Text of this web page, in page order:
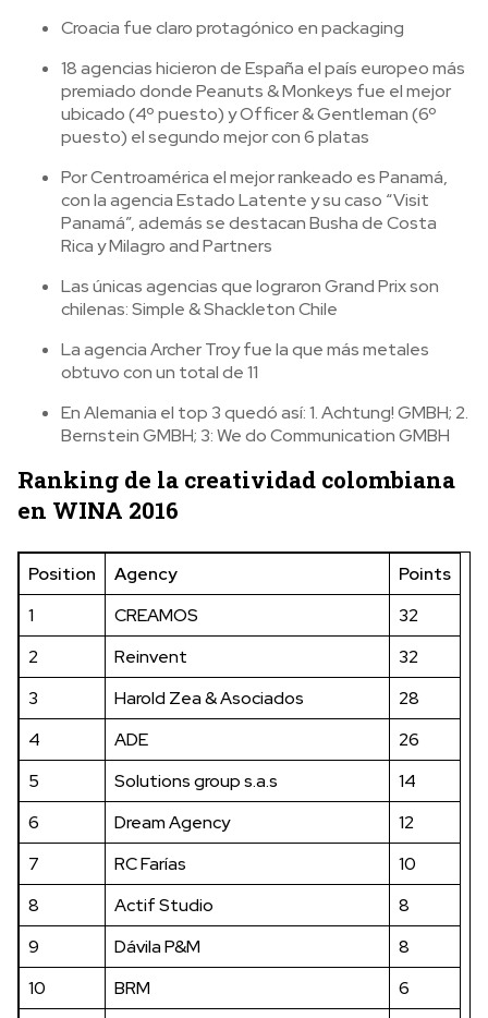
Croacia fue claro protagónico en packaging
18 agencias hicieron de España el país europeo más
premiado donde Peanuts & Monkeys fue el mejor
ubicado (4º puesto) y Officer & Gentleman (6º
puesto) el segundo mejor con 6 platas
Por Centroamérica el mejor rankeado es Panamá,
con la agencia Estado Latente y su caso “Visit
Panamá”, además se destacan Busha de Costa
Rica y Milagro and Partners
Las únicas agencias que lograron Grand Prix son
chilenas: Simple & Shackleton Chile
La agencia Archer Troy fue la que más metales
obtuvo con un total de 11
En Alemania el top 3 quedó así: 1. Achtung! GMBH; 2.
Bernstein GMBH; 3: We do Communication GMBH
Ranking de la creatividad colombiana
en WINA 2016
Position Agency
Points
1
CREAMOS
32
2
Reinvent
32
3
Harold Zea & Asociados
28
4
ADE
26
5
Solutions group s.a.s
14
6
Dream Agency
12
7
RC Farías
10
8
Actif Studio
8
9
Dávila P&M
8
10
BRM 6